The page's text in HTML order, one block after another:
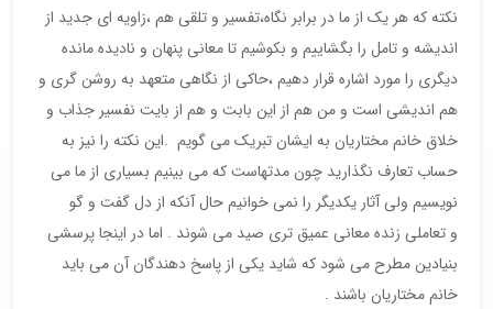
نکته که هر یک از ما در برابر نگاه،تفسیر و تلقی هم ،زاویه ای جدید از
اندیشه و تامل را بگشاییم و بکوشیم تا معانی پنهان و نادیده مانده
دیگری را مورد اشاره قرار دهیم ،حاکی از نگاهی متعهد به روشن گری و
هم اندیشی است و من هم از این بابت و هم از بایت نفسیر جذاب و
خلاق خانم مختاریان به ایشان تبریک می گویم .این نکته را نیز به
حساب تعارف نگذارید چون مدتهاست که می بینیم بسیاری از ما می
نویسیم ولی آثار یکدیگر را نمی خوانیم حال آنکه از دل گفت و گو
و تعاملی زنده معانی عمیق تری صید می شوند . اما در اینجا پرسشی
بنیادین مطرح می شود که شاید یکی از پاسخ دهندگان آن می باید
خانم مختاریان باشند .